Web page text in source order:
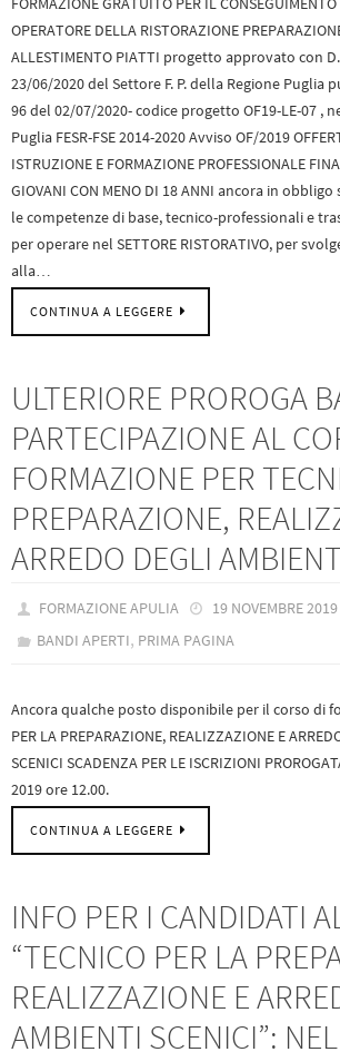
OPERATORE DELLA RISTORAZIONE
ALLESTIMENTO PIATTI progetto approvato con
23/06/2020 del Settore F. P. della Regione Puglia
96 del 02/07/2020- codice progetto OF19-LE-07 ,
Puglia FESR-FSE 2014-2020 Avviso OF/2019
ISTRUZIONE E FORMAZIONE PROFESSIONALE
GIOVANI CON MENO DI 18 ANNI ancora in
le competenze di base, tecnico-professionali e
per operare nel SETTORE RISTORATIVO, per
alla…
CONTINUA A LEGGERE
ULTERIORE PROROGA
PARTECIPAZIONE AL
FORMAZIONE PER
PREPARAZIONE,
ARREDO DEGLI
FORMAZIONE APULIA
19 NOVEMBRE 2019
BANDI APERTI, PRIMA PAGINA
Ancora qualche posto disponibile per il corso di
PER LA PREPARAZIONE, REALIZZAZIONE E
SCENICI SCADENZA PER LE ISCRIZIONI
2019 ore 12.00.
CONTINUA A LEGGERE
INFO PER I CANDIDATI
“TECNICO PER LA
REALIZZAZIONE E
AMBIENTI SCENICI”: